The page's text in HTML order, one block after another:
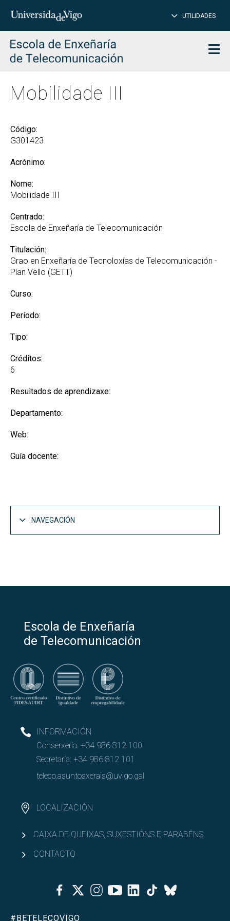
Introduce
para
buscar
UTILIDADES
Mobilidade III
Código:
G301423
Acrónimo:
Nome:
Mobilidade III
Centrado:
Escola de Enxeñaría de Telecomunicación
Titulación:
Grao en Enxeñaría de Tecnoloxías de Telecomunicación -
Plan Vello (GETT)
Curso:
Período:
Tipo:
Créditos:
6
Resultados de aprendizaxe:
Departamento:
Web:
Guía docente:
NAVEGACIÓN
Escola de Enxeñaría
de Telecomunicación
INFORMACIÓN
Conserxería: +34 986 812 100
Secretaría: +34 986 812 101
teleco.asuntosxerais@uvigo.gal
LOCALIZACIÓN
CAIXA DE QUEIXAS, SUXESTIÓNS E PARABÉNS
CONTACTO
FacebookTwitterInstagramYoutubeLinkedinTiktok
Bluesky
#BETELECOVIGO